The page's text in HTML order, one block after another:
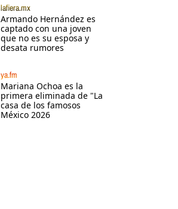
lafiera.mx
Armando Hernández es
captado con una joven
que no es su esposa y
desata rumores
ya.fm
Mariana Ochoa es la
primera eliminada de "La
casa de los famosos
México 2026